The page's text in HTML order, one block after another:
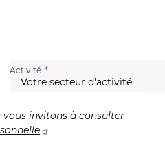
Activité (champ obligatoire)
vous invitons à consulter